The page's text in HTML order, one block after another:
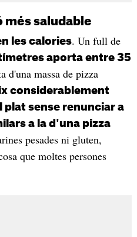
més saludable
les calories. Un full de
aporta entre 35
d'una massa de pizza
considerablement
plat sense renunciar a
a la d'una pizza
pesades ni gluten,
que moltes persones